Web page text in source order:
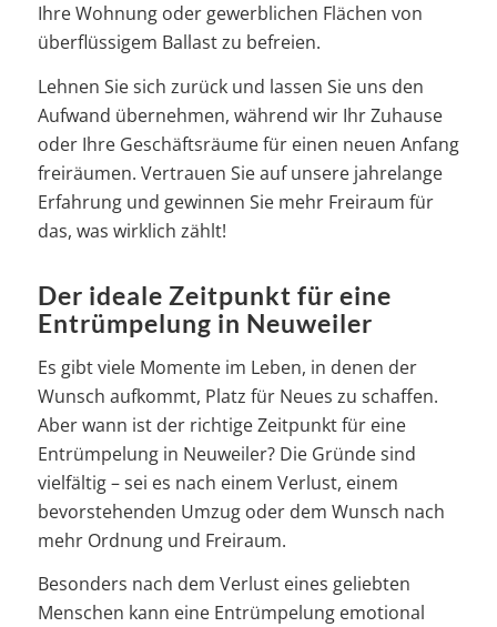
Ihre Wohnung oder gewerblichen Flächen von
überflüssigem Ballast zu befreien.
Lehnen Sie sich zurück und lassen Sie uns den
Aufwand übernehmen, während wir Ihr Zuhause
oder Ihre Geschäftsräume für einen neuen Anfang
freiräumen. Vertrauen Sie auf unsere jahrelange
Erfahrung und gewinnen Sie mehr Freiraum für
das, was wirklich zählt!
Der ideale Zeitpunkt für eine
Entrümpelung in Neuweiler
Es gibt viele Momente im Leben, in denen der
Wunsch aufkommt, Platz für Neues zu schaffen.
Aber wann ist der richtige Zeitpunkt für eine
Entrümpelung in Neuweiler? Die Gründe sind
vielfältig – sei es nach einem Verlust, einem
bevorstehenden Umzug oder dem Wunsch nach
mehr Ordnung und Freiraum.
Besonders nach dem Verlust eines geliebten
Menschen kann eine Entrümpelung emotional